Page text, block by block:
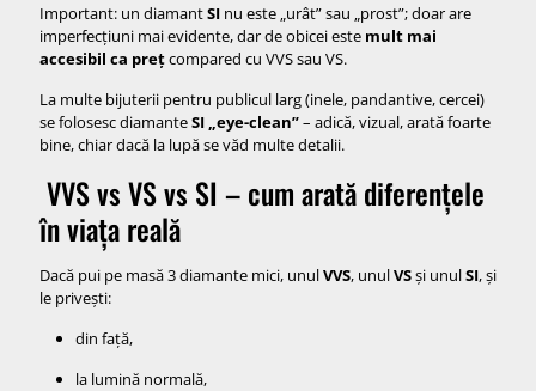
Important: un diamantSI nu este „urât” sau „prost”; doar are
imperfecțiuni mai evidente, dar de obicei este mult mai
accesibil ca prețcompared cu VVS sau VS.
La multe bijuterii pentru publicul larg (inele, pandantive, cercei)
se folosesc diamanteSI „eye-clean”– adică, vizual, arată foarte
bine, chiar dacă la lupă se văd multe detalii.
VVS vs VS vs SI – cum arată diferențele
în viața reală
Dacă pui pe masă 3 diamante mici, unulVVS, unulVSși unulSI, și
le privești:
din față,
la lumină normală,